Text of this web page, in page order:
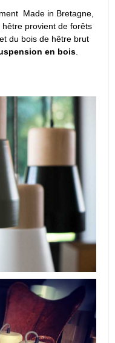
Made in Bretagne,
hêtre provient de forêts
du bois de hêtre brut
en bois